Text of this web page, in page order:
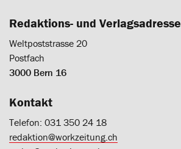
Redaktions- und Verlagsadresse
Weltpoststrasse 20
Postfach
3000 Bern 16
Kontakt
Telefon: 031 350 24 18
redaktion@workzeitung.ch